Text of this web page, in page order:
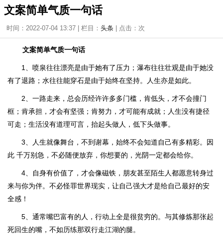
文案简单气质一句话
时间：2022-07-04 13:37 | 栏目： 头条 | 点击： 次
文案简单气质一句话
1、喷泉往往漂亮是由于她有了压力；瀑布往往壮观是由于她没
有了退路；水往往能穿石是由于始终在坚持。人生亦是如此。
2、一路走来，总会历经许许多多门槛，肯低头，才不会撞门
框；肯承担，才会有坚强；肯努力，才可能有成就；人生没有捷径
可走；生活没有道理可言，抬起头做人，低下头做事。
3、人生就像舞台，不到谢幕，始终不会知道自己有多精彩。因
此 千万别急，不必随便放弃，你想要的，光阴一定都会给你。
4、自身有价值了，才会像磁铁，朋友甚至陌生人都愿意转身过
来与你为伴。不必怪罪世界现实，让自己强大才是给自己最好的安
全感！
5、通常嘴巴富有的人，行动上全是很贫穷的。与其修炼那张起
死回生的嘴，不如历练那双行走江湖的腿。